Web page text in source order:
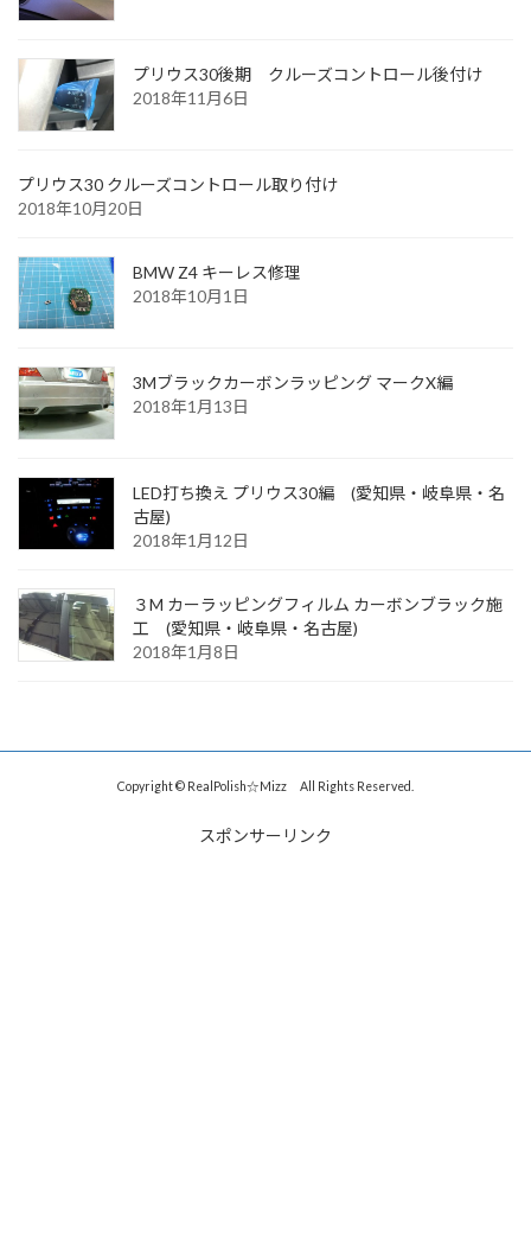
プリウス30後期 クルーズコントロール後付け
2018年11月6日
プリウス30 クルーズコントロール取り付け
2018年10月20日
BMW Z4 キーレス修理
2018年10月1日
3Mブラックカーボンラッピング マークX編
2018年1月13日
LED打ち換え プリウス30編 (愛知県・岐阜県・名
古屋)
2018年1月12日
３M カーラッピングフィルム カーボンブラック施
工 (愛知県・岐阜県・名古屋)
2018年1月8日
Copyright © RealPolish☆Mizz All Rights Reserved.
スポンサーリンク